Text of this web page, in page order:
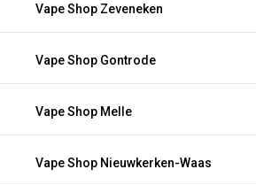
Vape Shop Zeveneken
Vape Shop Gontrode
Vape Shop Melle
Vape Shop Nieuwkerken-Waas